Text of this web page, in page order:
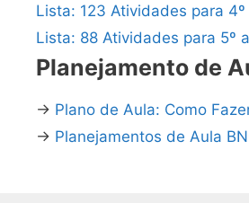
Lista: 123 Atividades para 4º
Lista: 88 Atividades para 5º
Planejamento de
→ Plano de Aula: Como
→ Planejamentos de Aula